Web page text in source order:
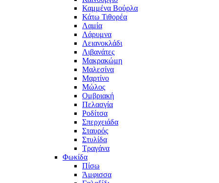
Καμμένα Βούρλα
Κάτω Τιθορέα
Λαμία
Λάρυμνα
Λειανοκλάδι
Λιβανάτες
Μακρακώμη
Μαλεσίνα
Μαρτίνο
Μώλος
Ομβριακή
Πελασγία
Ροδίτσα
Σπερχειάδα
Σταυρός
Στυλίδα
Τραγάνα
Φωκίδα
Πίσω
Άμφισσα